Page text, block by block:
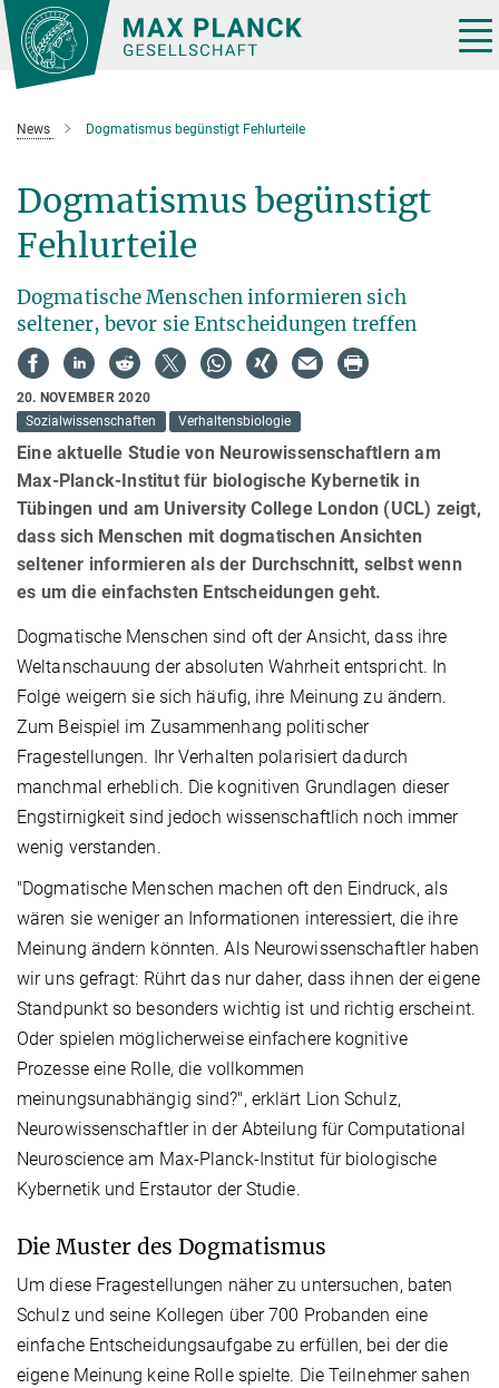
Hauptinhalt
News Dogmatismus begünstigt Fehlurteile
Dogmatismus begünstigt
Fehlurteile
Dogmatische Menschen informieren sich
seltener, bevor sie Entscheidungen treffen
20. NOVEMBER 2020
Sozialwissenschaften
Verhaltensbiologie
Eine aktuelle Studie von Neurowissenschaftlern am
Max-Planck-Institut für biologische Kybernetik in
Tübingen und am University College London (UCL) zeigt,
dass sich Menschen mit dogmatischen Ansichten
seltener informieren als der Durchschnitt, selbst wenn
es um die einfachsten Entscheidungen geht.
Dogmatische Menschen sind oft der Ansicht, dass ihre
Weltanschauung der absoluten Wahrheit entspricht. In
Folge weigern sie sich häufig, ihre Meinung zu ändern.
Zum Beispiel im Zusammenhang politischer
Fragestellungen. Ihr Verhalten polarisiert dadurch
manchmal erheblich. Die kognitiven Grundlagen dieser
Engstirnigkeit sind jedoch wissenschaftlich noch immer
wenig verstanden.
"Dogmatische Menschen machen oft den Eindruck, als
wären sie weniger an Informationen interessiert, die ihre
Meinung ändern könnten. Als Neurowissenschaftler haben
wir uns gefragt: Rührt das nur daher, dass ihnen der eigene
Standpunkt so besonders wichtig ist und richtig erscheint.
Oder spielen möglicherweise einfachere kognitive
Prozesse eine Rolle, die vollkommen
meinungsunabhängig sind?", erklärt Lion Schulz,
Neurowissenschaftler in der Abteilung für Computational
Neuroscience am Max-Planck-Institut für biologische
Kybernetik und Erstautor der Studie.
Die Muster des Dogmatismus
Um diese Fragestellungen näher zu untersuchen, baten
Schulz und seine Kollegen über 700 Probanden eine
einfache Entscheidungsaufgabe zu erfüllen, bei der die
eigene Meinung keine Rolle spielte. Die Teilnehmer sahen